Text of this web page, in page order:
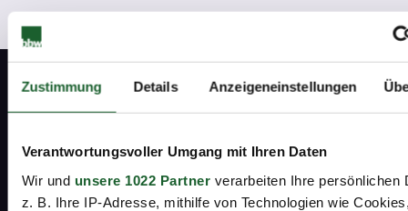
Zustimmung Details Anzeigeneinstellungen
Verantwortungsvoller Umgang mit Ihren Daten
Wir und unsere 1022 Partnerverarbeiten Ihre persönlichen
z. B. Ihre IP-Adresse, mithilfe von Technologien wie
unverbindlich beraten –
wir nehmen uns Zeit für Sie.